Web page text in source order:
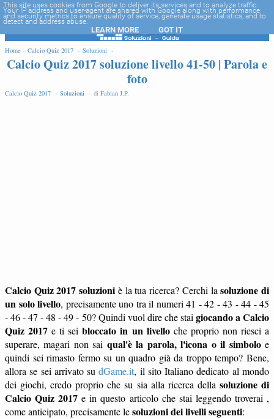
-->
Home - Calcio Quiz 2017 - Soluzioni -
Calcio Quiz 2017 soluzione livello 41-50 | Parola e
foto
Calcio Quiz 2017 - Soluzioni - di Fabian J.P.
Calcio Quiz 2017 soluzioni è la tua ricerca? Cerchi lasoluzione di
un solo livello, precisamente uno tra il numeri 41 - 42 - 43 - 44 - 45
- 46 - 47 - 48 - 49 - 50? Quindi vuol dire che stai giocando a Calcio
Quiz 2017 e ti seibloccato in un livelloche proprio non riesci a
superare, magari non sai qual'è la parola, l'icona o il simboloe
quindi sei rimasto fermo su un quadro già da troppo tempo? Bene,
allora se sei arrivato sudGame.it, il sito Italiano dedicato al mondo
dei giochi, credo proprio che su sia alla ricerca della soluzione di
Calcio Quiz 2017 e in questo articolo che stai leggendo troverai ,
come anticipato, precisamente lesoluzioni dei livelli seguenti:
EDIT
This site uses cookies from Google to deliver its services and to analyze traffic.
Your IP address and user-agent are shared with Google along with performance
and security metrics to ensure quality of service, generate usage statistics, and to
detect and address abuse.
LEARN MORE GOT IT